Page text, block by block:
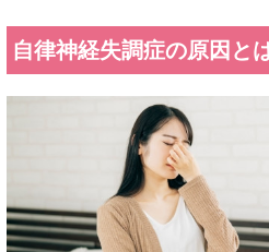
自律神経失調症は、睡眠不足や
習慣の乱れ、ストレス、環境の
の変化など）、女性ホルモン・
よって起こると言われています。